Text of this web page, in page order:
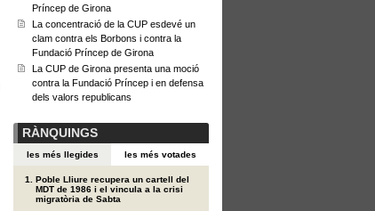
Príncep de Girona
La concentració de la CUP esdevé un
clam contra els Borbons i contra la
Fundació Príncep de Girona
La CUP de Girona presenta una moció
contra la Fundació Príncep i en defensa
dels valors republicans
RÀNQUINGS
les més llegides les més votades
Poble Lliure recupera un cartell del
MDT de 1986 i el vincula a la crisi
migratòria de Sabta